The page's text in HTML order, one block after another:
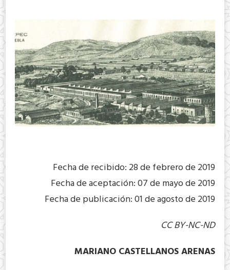
Fecha de recibido: 28 de febrero de 2019
Fecha de aceptación: 07 de mayo de 2019
Fecha de publicación: 01 de agosto de 2019
CC BY-NC-ND
MARIANO CASTELLANOS ARENAS